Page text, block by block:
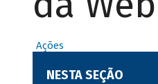
Ações
NESTA SEÇÃO